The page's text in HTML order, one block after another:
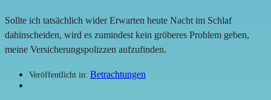
Sollte ich tatsächlich wider Erwarten heute Nacht im Schlaf
dahinscheiden, wird es zumindest kein gröberes Problem geben,
meine Versicherungspolizzen aufzufinden.
Veröffentlicht in: Betrachtungen